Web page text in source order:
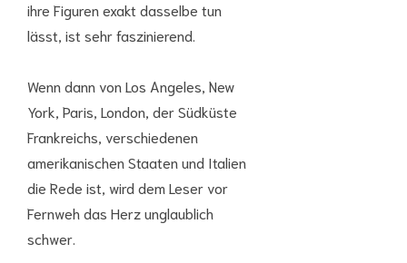
ihre Figuren exakt dasselbe tun
lässt, ist sehr faszinierend.
Wenn dann von Los Angeles, New
York, Paris, London, der Südküste
Frankreichs, verschiedenen
amerikanischen Staaten und Italien
die Rede ist, wird dem Leser vor
Fernweh das Herz unglaublich
schwer.